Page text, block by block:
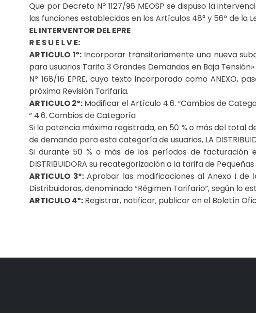
Que por Decreto Nº 1127/96 MEOSP se dispuso la
las funciones establecidas en los Artículos 48° y 56º de la
EL INTERVENTOR DEL EPRE
R E S U E L V E:
ARTICULO 1º:Incorporar transitoriamente una nueva
para usuarios Tarifa 3 Grandes Demandas en Baja Tensión»
Nº 168/16 EPRE, cuyo texto incorporado como
próxima Revisión Tarifaria.
ARTICULO 2º: Modificar el Artículo 4.6. “Cambios de
“ 4.6. Cambios de Categoría
Si la potencia máxima registrada, en 50 % o más del total
de demanda para esta categoría de usuarios, LA
Si durante 50 % o más de los períodos de facturación
DISTRIBUIDORA su recategorización a la tarifa de
ARTICULO 3º:Aprobar las modificaciones al Anexo I de
Distribuidoras, denominado “Régimen Tarifario”, según lo
ARTICULO 4º: Registrar, notificar, publicar en el Boletín